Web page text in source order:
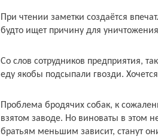
При чтении заметки создаётся
будто ищет причину для
Со слов сотрудников предприятия,
еду якобы подсыпали гвозди.
Проблема бродячих собак, к
взятом заводе. Но виноваты в этом
братьям меньшим зависит, станут